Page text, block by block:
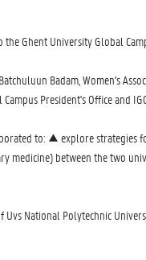
Ghent University Global
Badam, Women's
President's Office and
to: ▲ explore strategies
medicine) between the two
National Polytechnic